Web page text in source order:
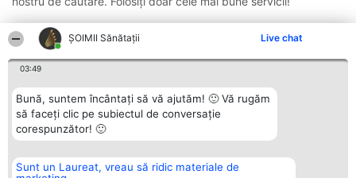
ŞOIMII Sănătații Live chat
03:49
Bună, suntem încântați să vă ajutăm! 🙂 Vă rugăm
să faceți clic pe subiectul de conversație
corespunzător! 🙂
Sunt un Laureat, vreau să ridic materiale de
Organizator Ranking Plebiscyt Contact